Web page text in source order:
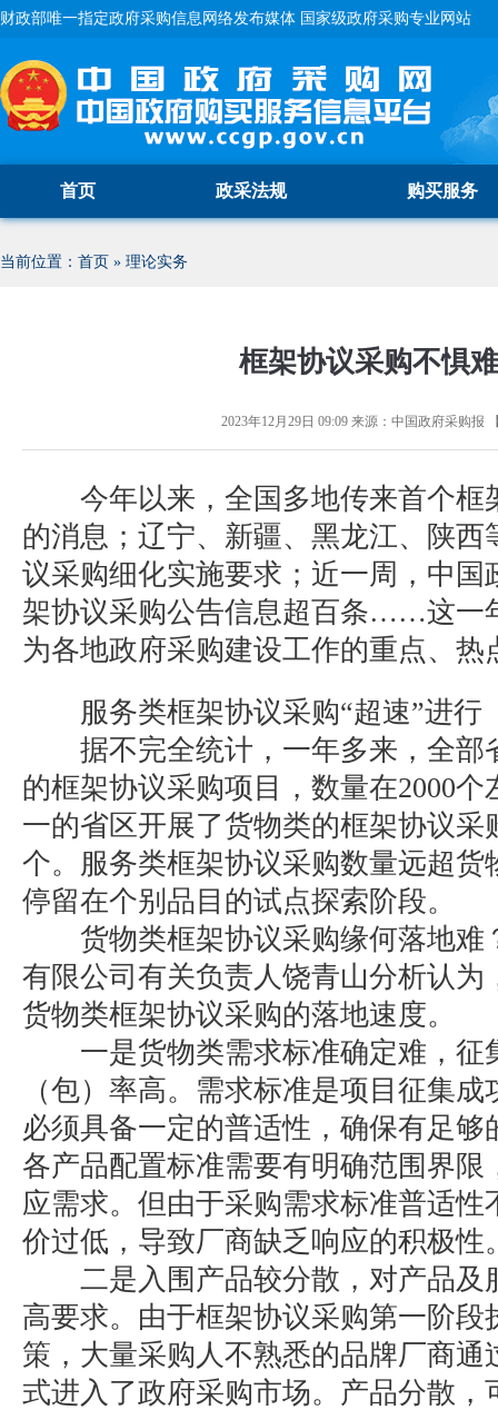
财政部唯一指定政府采购信息网络发布媒体 国家级政府采购专业网站
首页 政采法规 购买服务
当前位置： 首页 » 理论实务
框架协议采购不惧
2023年12月29日 09:09来源： 中国政府采购报
今年以来，全国多地传来首个框
的消息；辽宁、新疆、黑龙江、陕西
议采购细化实施要求；近一周，中国
架协议采购公告信息超百条……这一
为各地政府采购建设工作的重点、热
服务类框架协议采购“超速”进行
据不完全统计，一年多来，全部
的框架协议采购项目，数量在2000
一的省区开展了货物类的框架协议采
个。服务类框架协议采购数量远超货
停留在个别品目的试点探索阶段。
货物类框架协议采购缘何落地难
有限公司有关负责人饶青山分析认为
货物类框架协议采购的落地速度。
一是货物类需求标准确定难，征
（包）率高。需求标准是项目征集
必须具备一定的普适性，确保有足够
各产品配置标准需要有明确范围界限
应需求。但由于采购需求标准普适性
价过低，导致厂商缺乏响应的积极性
二是入围产品较分散，对产品及
高要求。由于框架协议采购第一阶段
策，大量采购人不熟悉的品牌厂商通
式进入了政府采购市场。产品分散，